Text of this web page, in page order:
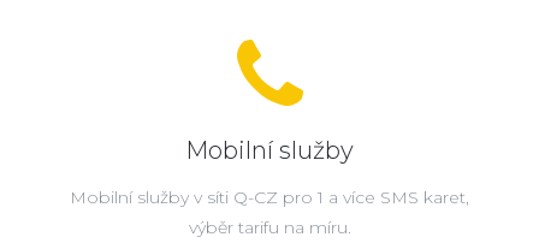
Mobilní služby
Mobilní služby v síti Q-CZ pro 1 a více SMS karet,
výběr tarifu na míru.